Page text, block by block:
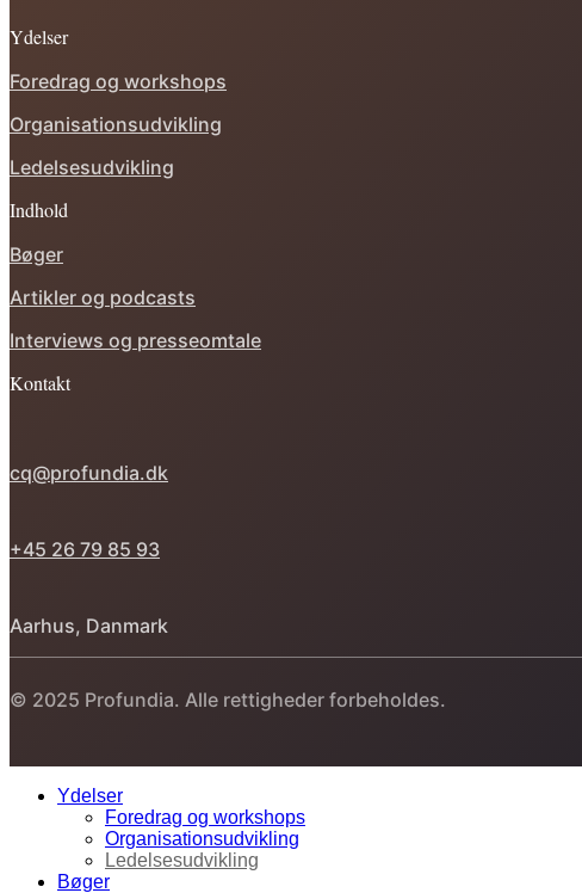
Ydelser
Foredrag og workshops
Organisationsudvikling
Ledelsesudvikling
Indhold
Bøger
Artikler og podcasts
Interviews og presseomtale
Kontakt
cq@profundia.dk
+45 26 79 85 93
Aarhus, Danmark
© 2025 Profundia. Alle rettigheder forbeholdes.
Ydelser
Foredrag og workshops
Organisationsudvikling
Ledelsesudvikling
Bøger